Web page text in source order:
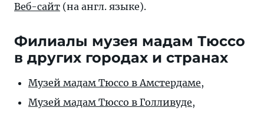
Веб-сайт (на англ. языке).
Филиалы музея мадам Тюссо
в других городах и странах
Музей мадам Тюссо в Амстердаме,
Музей мадам Тюссо в Голливуде,